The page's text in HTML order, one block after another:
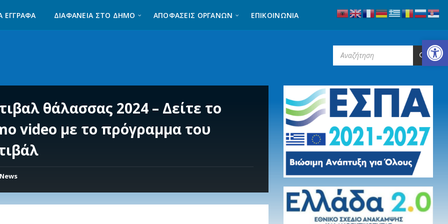
Ανοίξτε τη γραμμή εργαλείων
ΈΓΓΡΑΦΑ ΔΙΑΦΆΝΕΙΑ ΣΤΟ ΔΉΜΟ ΑΠΟΦΑΣΕΙΣ ΟΡΓΑΝΩΝ ΕΠΙΚΟΙΝΩΝΊΑ
θάλασσας 2024 – Δείτε το
video με το πρόγραμμα του
News